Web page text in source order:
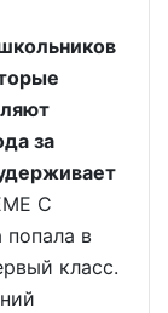
за
С
в
класс.